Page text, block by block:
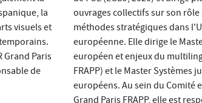
la
visuels et
Grand Paris
de
ouvrages collectifs sur son
méthodes stratégiques dans
européenne. Elle dirige le
européen et enjeux du
FRAPP) et le Master Systèmes
européens. Au sein du Comité